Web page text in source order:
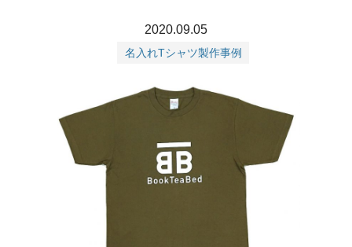
2020.09.05
名入れTシャツ製作事例